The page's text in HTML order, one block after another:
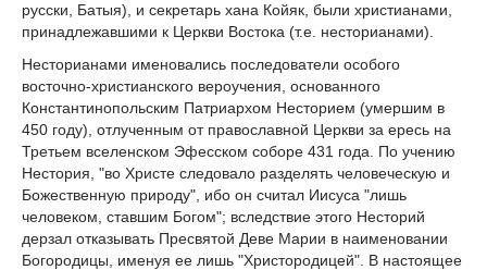
русски, Батыя), и секретарь хана Койяк, были христианами,
принадлежавшими к Церкви Востока (т.е. несторианами).
Несторианами именовались последователи особого
восточно-христианского вероучения, основанного
Константинопольским Патриархом Несторием (умершим в
450 году), отлученным от православной Церкви за ересь на
Третьем вселенском Эфесском соборе 431 года. По учению
Нестория, "во Христе следовало разделять человеческую и
Божественную природу", ибо он считал Иисуса "лишь
человеком, ставшим Богом"; вследствие этого Несторий
дерзал отказывать Пресвятой Деве Марии в наименовании
Богородицы, именуя ее лишь "Христородицей". В настоящее